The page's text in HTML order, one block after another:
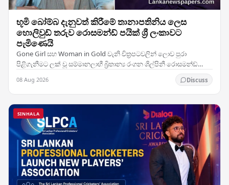
භූමි බෝම්බ දැනුවත් කිරීමේ තානාපතිනිය ලෙස
හොලිවුඩ් තරුව රොසමන්ඩ් පයික් ශ්‍රී ලංකාවට
පැමිණෙයි
Gone Girl සහ Woman in Gold වැනි චිත්‍රපටවලින් ලොව පුරා
පිළිගැනීමට ලක් වූ සම්මානලාභී බ්‍රිතාන්‍ය රංගන ශිල්පිනී රොසමන්ඩ්
08 Aug 2026 Discuss
SINHALA